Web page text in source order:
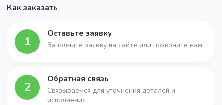
Как заказать
1
Оставьте заявку
Заполните заявку на сайте или позвоните нам
2
Обратная связь
Связываемся для уточнения деталей и
исполнения